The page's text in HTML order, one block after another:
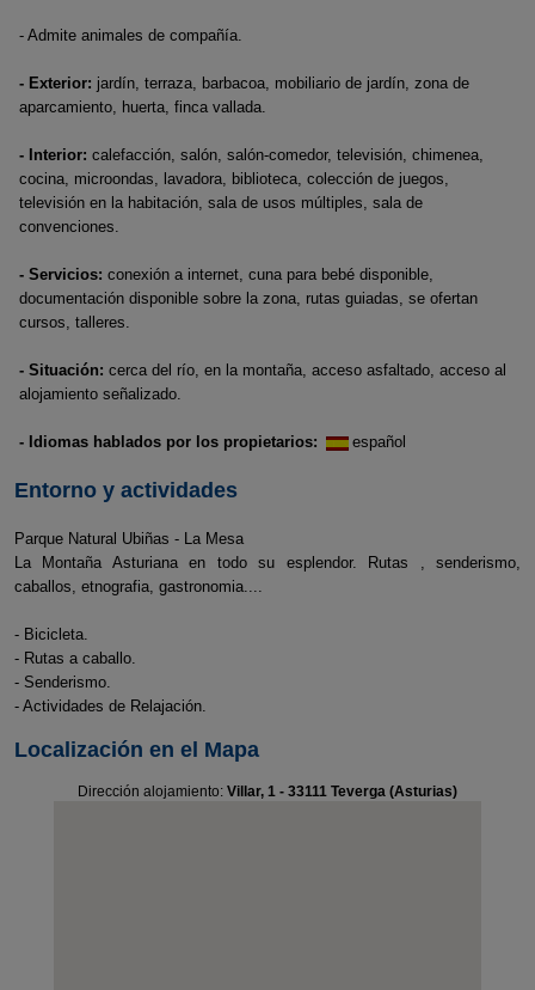
- Admite animales de compañía.
- Exterior: jardín, terraza, barbacoa, mobiliario de jardín, zona de
aparcamiento, huerta, finca vallada.
- Interior: calefacción, salón, salón-comedor, televisión, chimenea,
cocina, microondas, lavadora, biblioteca, colección de juegos,
televisión en la habitación, sala de usos múltiples, sala de
convenciones.
- Servicios: conexión a internet, cuna para bebé disponible,
documentación disponible sobre la zona, rutas guiadas, se ofertan
cursos, talleres.
- Situación: cerca del río, en la montaña, acceso asfaltado, acceso al
alojamiento señalizado.
- Idiomas hablados por los propietarios: español
Entorno y actividades
Parque Natural Ubiñas - La Mesa
La Montaña Asturiana en todo su esplendor. Rutas , senderismo,
caballos, etnografia, gastronomia....
- Bicicleta.
- Rutas a caballo.
- Senderismo.
- Actividades de Relajación.
Localización en el Mapa
Dirección alojamiento: Villar, 1 - 33111 Teverga (Asturias)